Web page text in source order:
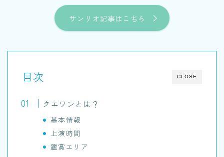
サンリオ記事はこちら
CLOSE
目次
クエワンとは？
基本情報
上演時間
鑑賞エリア